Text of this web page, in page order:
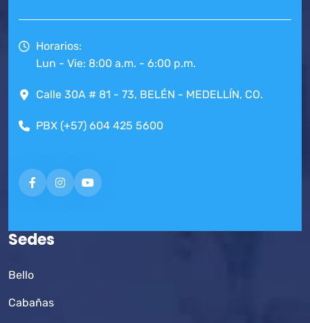
Horarios:
Lun - Vie: 8:00 a.m. - 6:00 p.m.
Calle 30A # 81 - 73, BELÉN - MEDELLÍN, CO.
PBX (+57) 604 425 5600
Sedes
Bello
Cabañas